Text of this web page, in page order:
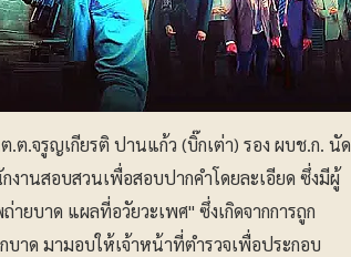
ต.จรูญเกียรติ ปานแก้ว (บิ๊กเต่า) รอง ผบช.ก. นัด
านสอบสวนเพื่อสอบปากคำโดยละเอียด ซึ่งมีผู้
ยบาด แผลที่อวัยวะเพศ" ซึ่งเกิดจากการถูก
าด มามอบให้เจ้าหน้าที่ตำรวจเพื่อประกอบ